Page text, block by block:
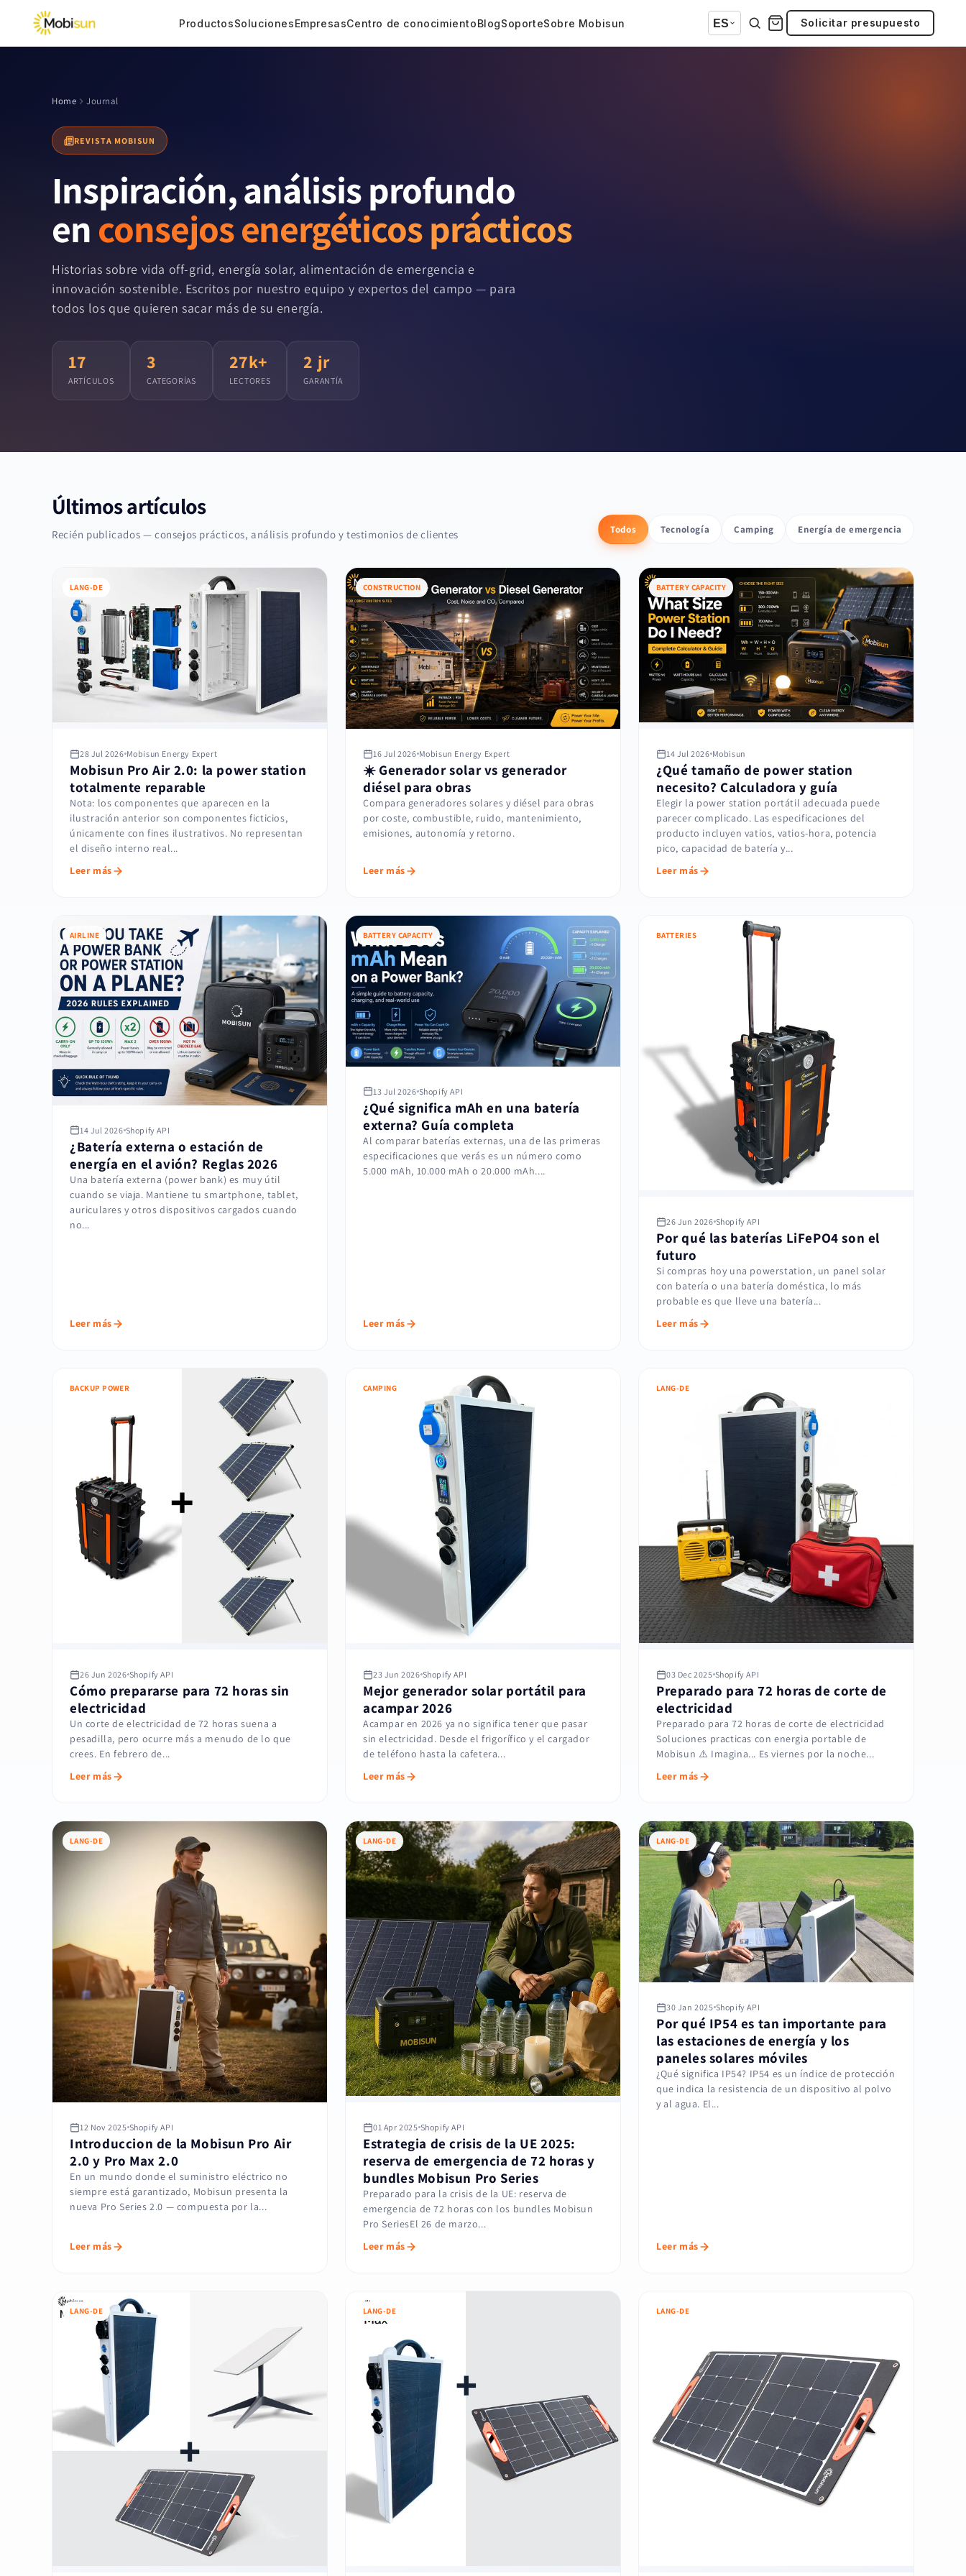
directamente
al contenido
ProductosSolucionesEmpresasCentro de conocimientoBlogSoporteSobre Mobisun ES Solicitar presupuesto
Home Journal
REVISTA MOBISUN
Inspiración, análisis profundo
enconsejos energéticos prácticos
Historias sobre vida off-grid, energía solar, alimentación de emergencia e
innovación sostenible. Escritos por nuestro equipo y expertos del campo — para
todos los que quieren sacar más de su energía.
17
ARTÍCULOS
3
CATEGORÍAS
27k+
LECTORES
2 jr
GARANTÍA
Últimos artículos
Recién publicados — consejos prácticos, análisis profundo y testimonios de clientes Todos Tecnología Camping Energía de emergencia
LANG-DE
28 Jul 2026 Mobisun Energy Expert
Mobisun Pro Air 2.0: la power station
totalmente reparable
Nota: los componentes que aparecen en la
ilustración anterior son componentes ficticios,
únicamente con fines ilustrativos. No representan
el diseño interno real...
Leer más
CONSTRUCTION
16 Jul 2026 Mobisun Energy Expert
☀️ Generador solar vs generador
diésel para obras
Compara generadores solares y diésel para obras
por coste, combustible, ruido, mantenimiento,
emisiones, autonomía y retorno.
Leer más
BATTERY CAPACITY
14 Jul 2026 Mobisun
¿Qué tamaño de power station
necesito? Calculadora y guía
Elegir la power station portátil adecuada puede
parecer complicado. Las especificaciones del
producto incluyen vatios, vatios-hora, potencia
pico, capacidad de batería y...
Leer más
AIRLINE
14 Jul 2026 Shopify API
¿Batería externa o estación de
energía en el avión? Reglas 2026
Una batería externa (power bank) es muy útil
cuando se viaja. Mantiene tu smartphone, tablet,
auriculares y otros dispositivos cargados cuando
no...
Leer más
BATTERY CAPACITY
13 Jul 2026 Shopify API
¿Qué significa mAh en una batería
externa? Guía completa
Al comparar baterías externas, una de las primeras
especificaciones que verás es un número como
5.000 mAh, 10.000 mAh o 20.000 mAh....
Leer más
BATTERIES
26 Jun 2026 Shopify API
Por qué las baterías LiFePO4 son el
futuro
Si compras hoy una powerstation, un panel solar
con batería o una batería doméstica, lo más
probable es que lleve una batería...
Leer más
BACKUP POWER
26 Jun 2026 Shopify API
Cómo prepararse para 72 horas sin
electricidad
Un corte de electricidad de 72 horas suena a
pesadilla, pero ocurre más a menudo de lo que
crees. En febrero de...
Leer más
CAMPING
23 Jun 2026 Shopify API
Mejor generador solar portátil para
acampar 2026
Acampar en 2026 ya no significa tener que pasar
sin electricidad. Desde el frigorífico y el cargador
de teléfono hasta la cafetera...
Leer más
LANG-DE
03 Dec 2025 Shopify API
Preparado para 72 horas de corte de
electricidad
Preparado para 72 horas de corte de electricidad
Soluciones practicas con energia portable de
Mobisun ⚠️ Imagina... Es viernes por la noche...
Leer más
LANG-DE
12 Nov 2025 Shopify API
Introduccion de la Mobisun Pro Air
2.0 y Pro Max 2.0
En un mundo donde el suministro eléctrico no
siempre está garantizado, Mobisun presenta la
nueva Pro Series 2.0 — compuesta por la...
Leer más
LANG-DE
01 Apr 2025 Shopify API
Estrategia de crisis de la UE 2025:
reserva de emergencia de 72 horas y
bundles Mobisun Pro Series
Preparado para la crisis de la UE: reserva de
emergencia de 72 horas con los bundles Mobisun
Pro SeriesEl 26 de marzo...
Leer más
LANG-DE
30 Jan 2025 Shopify API
Por qué IP54 es tan importante para
las estaciones de energía y los
paneles solares móviles
¿Qué significa IP54? IP54 es un índice de protección
que indica la resistencia de un dispositivo al polvo
y al agua. El...
Leer más
LANG-DE LANG-DE LANG-DE